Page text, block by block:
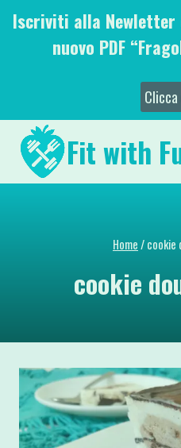
SaltaIscriviti alla
nuovo PDF
Fit with
Home/cookie
cookie